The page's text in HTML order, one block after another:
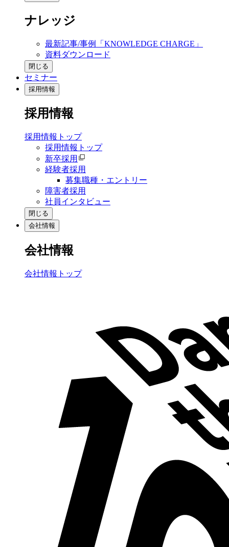
ナレッジ
最新記事/事例「KNOWLEDGE CHARGE」
資料ダウンロード
閉じる
セミナー
採用情報
採用情報
採用情報トップ
採用情報トップ
新卒採用
経験者採用
募集職種・エントリー
障害者採用
社員インタビュー
閉じる
会社情報
会社情報
会社情報トップ